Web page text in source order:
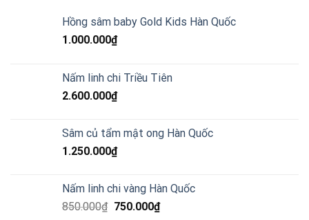
Hồng sâm baby Gold Kids Hàn Quốc
1.000.000₫
Nấm linh chi Triều Tiên
2.600.000₫
Sâm củ tẩm mật ong Hàn Quốc
1.250.000₫
Nấm linh chi vàng Hàn Quốc
850.000₫ 750.000₫